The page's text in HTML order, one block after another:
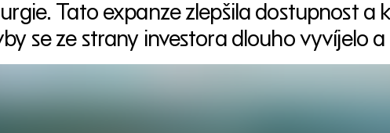
Tato expanze zlepšila dostupnost
se ze strany investora dlouho vyvíjelo